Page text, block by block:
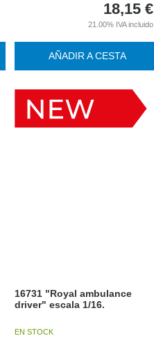
18,15 €
21.00% IVA incluido
AÑADIR A CESTA
16731 "Royal ambulance
driver" escala 1/16.
EN STOCK